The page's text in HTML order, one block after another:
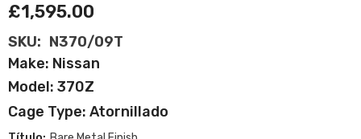
£1,595.00
SKU: N370/09T
Make: Nissan
Model: 370Z
Cage Type: Atornillado